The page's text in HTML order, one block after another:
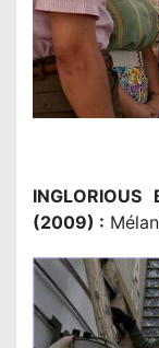
(2009) :